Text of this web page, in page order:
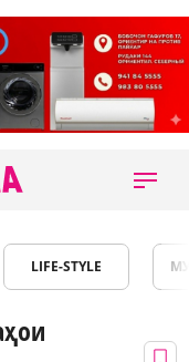
LIFE-STYLE